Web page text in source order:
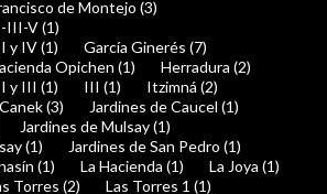
de Montejo (3)
III-V (1)
y IV (1)
García Ginerés (7)
Opichen (1)
Herradura (2)
y III (1) III (1)
Itzimná (2)
(3)
Jardines de Caucel (1)
Jardines de Mulsay (1)
(1)
Jardines de San Pedro (1)
(1) La Hacienda (1)
La Joya (1)
Torres (2)
Las Torres 1 (1)